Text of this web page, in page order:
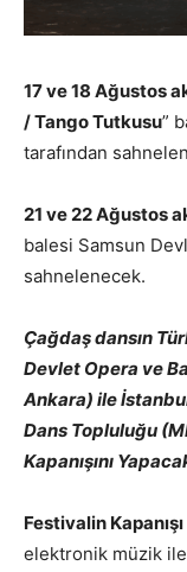
17 ve 18 Ağustos
/ Tango Tutkusu”
tarafından
21 ve 22 Ağustos
balesi Samsun
sahnelenecek.
Çağdaş dansın
Devlet Opera ve
Ankara) ile
Dans Topluluğu
Kapanışını
Festivalin
elektronik müzik ile